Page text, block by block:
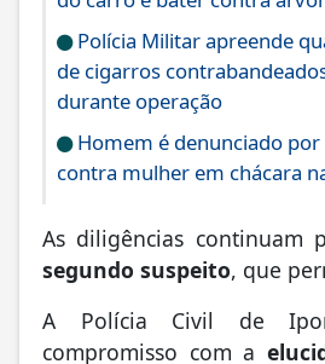
Polícia Militar apreende
de cigarros
durante operação
Homem é denunciado por
contra mulher em chácara
As diligências continuam
segundo suspeito, que
A Polícia Civil de
compromisso com a